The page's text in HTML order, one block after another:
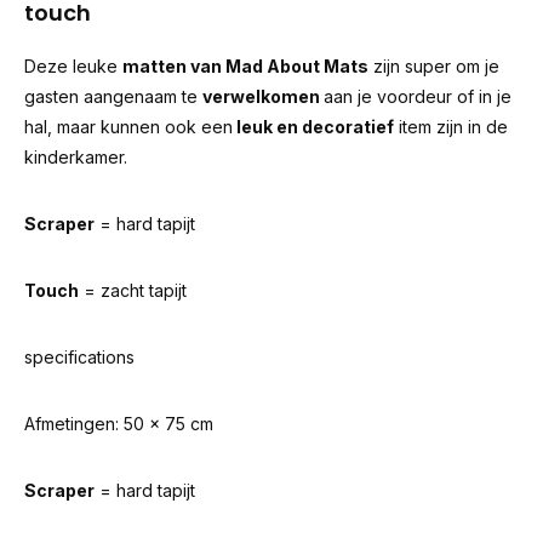
touch
Deze leuke matten van Mad About Mats zijn super om je
gasten aangenaam te verwelkomen aan je voordeur of in je
hal, maar kunnen ook een leuk en decoratief item zijn in de
kinderkamer.
Scraper = hard tapijt
Touch = zacht tapijt
specifications
Afmetingen: 50 x 75 cm
Scraper = hard tapijt